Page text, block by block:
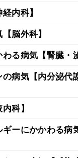
内科】
脳外科】
る病気【腎臓・
病気【内分泌代
科】
ギーにかかわる病